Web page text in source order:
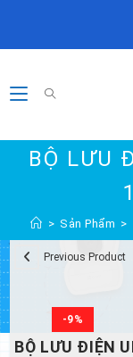
BỘ LƯU
> Sản Phẩm >
-9%
Previous Product
BỘ LƯU ĐIỆN